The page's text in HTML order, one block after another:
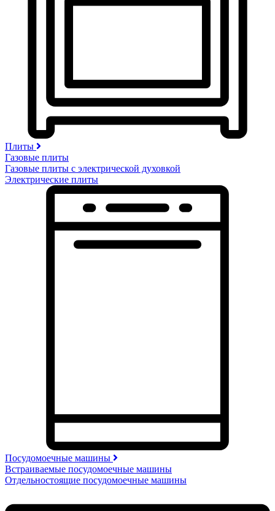
Плиты
Газовые плиты
Газовые плиты с электрической духовкой
Электрические плиты
Посудомоечные машины
Встраиваемые посудомоечные машины
Отдельностоящие посудомоечные машины